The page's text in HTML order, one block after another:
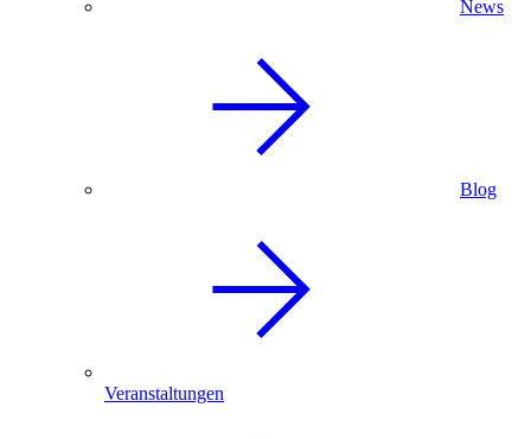
News
Blog
Veranstaltungen